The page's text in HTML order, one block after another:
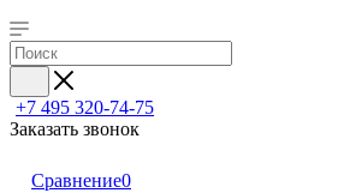
+7 495 320-74-75
Заказать звонок
Сравнение0